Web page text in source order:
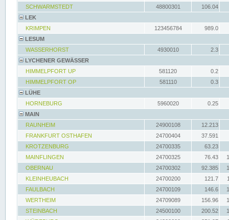
SCHWARMSTEDT
48800301
106.04
LEK
KRIMPEN
123456784
989.0
LESUM
WASSERHORST
4930010
2.3
LYCHENER GEWÄSSER
HIMMELPFORT UP
581120
0.2
HIMMELPFORT OP
581110
0.3
LÜHE
HORNEBURG
5960020
0.25
MAIN
RAUNHEIM
24900108
12.213
FRANKFURT OSTHAFEN
24700404
37.591
KROTZENBURG
24700335
63.23
MAINFLINGEN
24700325 76.43
OBERNAU
24700302 92.385
KLEINHEUBACH
24700200 121.7
FAULBACH
24700109 146.6
WERTHEIM
24709089 156.96
STEINBACH
24500100 200.52